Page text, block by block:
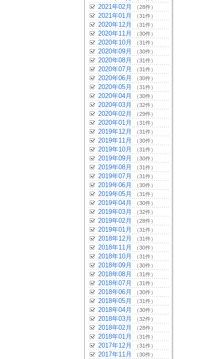
2021年02月 （28件）
2021年01月 （31件）
2020年12月 （31件）
2020年11月 （30件）
2020年10月 （31件）
2020年09月 （30件）
2020年08月 （31件）
2020年07月 （31件）
2020年06月 （30件）
2020年05月 （31件）
2020年04月 （30件）
2020年03月 （32件）
2020年02月 （29件）
2020年01月 （31件）
2019年12月 （31件）
2019年11月 （30件）
2019年10月 （31件）
2019年09月 （30件）
2019年08月 （31件）
2019年07月 （31件）
2019年06月 （30件）
2019年05月 （31件）
2019年04月 （30件）
2019年03月 （32件）
2019年02月 （28件）
2019年01月 （31件）
2018年12月 （31件）
2018年11月 （30件）
2018年10月 （31件）
2018年09月 （30件）
2018年08月 （31件）
2018年07月 （31件）
2018年06月 （30件）
2018年05月 （31件）
2018年04月 （30件）
2018年03月 （32件）
2018年02月 （28件）
2018年01月 （31件）
2017年12月 （31件）
2017年11月 （30件）